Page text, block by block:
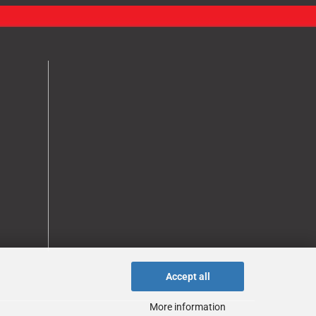
Accept all
More information